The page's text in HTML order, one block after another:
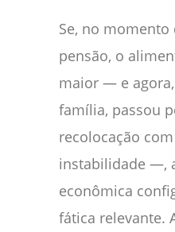
Se, no momento
pensão, o
maior — e
família, passou
recolocação
instabilidade —,
econômica
fática relevante.